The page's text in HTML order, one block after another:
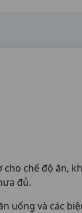
chế độ ăn,
đủ.
uống và các